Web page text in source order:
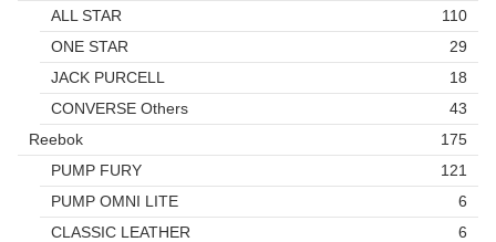
ALL STAR
110
ONE STAR
29
JACK PURCELL
18
CONVERSE Others
43
Reebok
175
PUMP FURY
121
PUMP OMNI LITE
6
CLASSIC LEATHER
6